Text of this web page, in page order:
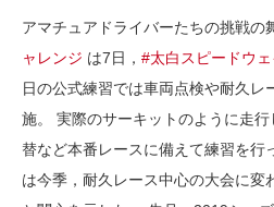
アマチュアドライバーたちの挑戦の
ャレンジ は7日， #太白スピードウェ
日の公式練習では車両点検や耐久レ
施。 実際のサーキットのように走
替など本番レースに備えて練習を行
は今季，耐久レース中心の大会に変